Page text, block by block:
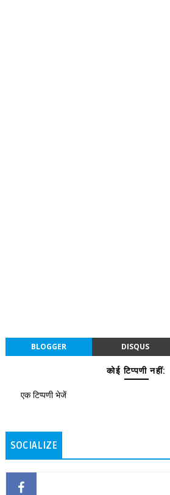
BLOGGER DISQUS
कोई टिप्पणी नहीं:
एक टिप्पणी भेजें
SOCIALIZE